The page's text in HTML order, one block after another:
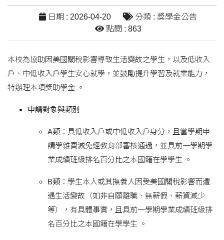
日期 : 2026-04-20
分類 : 獎學金公告
點閱 : 863
本校為協助因美國關稅影響導致生活變故之學生，以及低收入
戶、中低收入戶學生安心就學，並鼓勵提升學習及就業能力，
特辦理本項獎助學金 。
申請對象與類別
A類 ：具低收入戶或中低收入戶身分，且當學期申
請學雜費減免經教育部審核通過，並具前一學期學
業成績班級排名百分比之本國籍在學學生 。
B類 ：學生本人或其撫養人因受美國關稅影響而遭
遇生活變故（如非自願離職、無薪假、薪資減少
等），有具體事實，且具前一學期學業成績班級排
名百分比之本國籍在學學生 。